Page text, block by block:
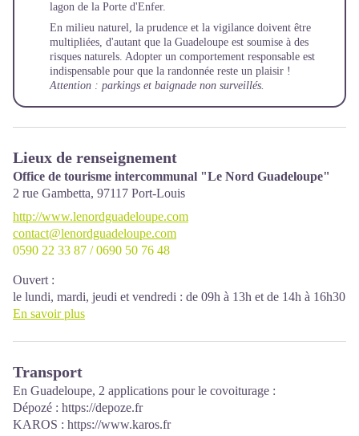
lagon de la Porte d'Enfer.
En milieu naturel, la prudence et la vigilance doivent être
multipliées, d'autant que la Guadeloupe est soumise à des
risques naturels. Adopter un comportement responsable est
indispensable pour que la randonnée reste un plaisir !
Attention : parkings et baignade non surveillés.
Lieux de renseignement
Office de tourisme intercommunal "Le Nord Guadeloupe"
2 rue Gambetta, 97117 Port-Louis
http://www.lenordguadeloupe.com
contact@lenordguadeloupe.com
0590 22 33 87 / 0690 50 76 48
Ouvert :
le lundi, mardi, jeudi et vendredi : de 09h à 13h et de 14h à 16h30
le mercredi et le samedi : de 09h à 13h.
En savoir plus
Transport
En Guadeloupe, 2 applications pour le covoiturage :
Dépozé : https://depoze.fr
KAROS : https://www.karos.fr